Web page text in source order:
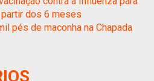
dos 6 meses
pés de maconha na Chapada